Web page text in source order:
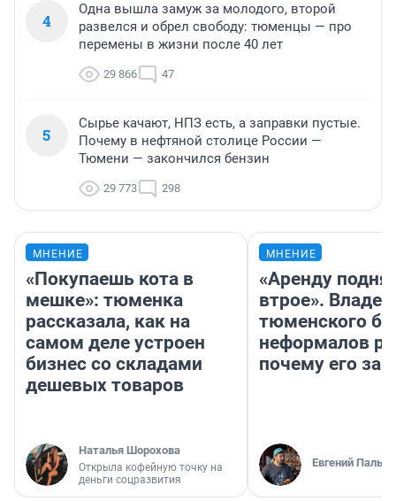
4
Одна вышла замуж за молодого, второй
развелся и обрел свободу: тюменцы — про
перемены в жизни после 40 лет
29 866 47
5
Сырье качают, НПЗ есть, а заправки пустые.
Почему в нефтяной столице России —
Тюмени — закончился бензин
29 773 298
МНЕНИЕ
«Покупаешь кота в
мешке»: тюменка
рассказала, как на
самом деле устроен
бизнес со складами
дешевых товаров
Наталья Шорохова
Открыла кофейную точку на
деньги соцразвития
МНЕНИЕ
«Аренду
втрое».
тюменского
неформалов
почему его
Евгений